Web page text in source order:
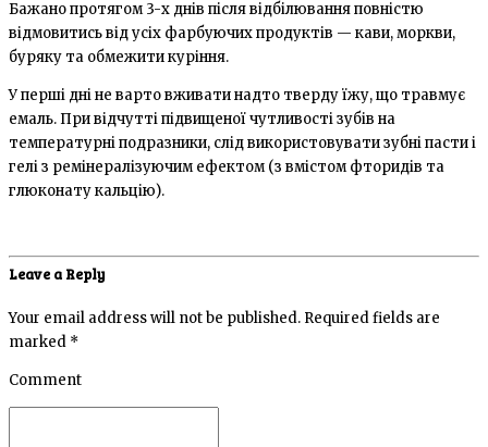
Бажано протягом 3-х днів після відбілювання повністю
відмовитись від усіх фарбуючих продуктів — кави, моркви,
буряку та обмежити куріння.
У перші дні не варто вживати надто тверду їжу, що травмує
емаль. При відчутті підвищеної чутливості зубів на
температурні подразники, слід використовувати зубні пасти і
гелі з ремінералізуючим ефектом (з вмістом фторидів та
глюконату кальцію).
Leave a Reply
Your email address will not be published. Required fields are
marked *
Comment